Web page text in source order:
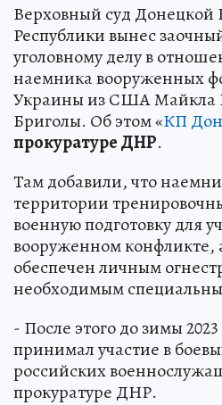
Верховный суд
Республики вынес
уголовному делу в
наемника вооруженных
Украины из США Майкла
Бриголы. Об этом «КП
прокуратуре ДНР.
Там добавили, что
территории
военную подготовку для
вооруженном конфликте,
обеспечен личным
необходимым
- После этого до зимы
принимал участие в
российских
прокуратуре ДНР.